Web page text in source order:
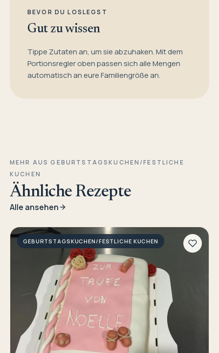
BEVOR DU LOSLEGST
Gut zu wissen
Tippe Zutaten an, um sie abzuhaken. Mit dem
Portionsregler oben passen sich alle Mengen
automatisch an eure Familiengröße an.
MEHR AUS GEBURTSTAGSKUCHEN/FESTLICHE
KUCHEN
Ähnliche Rezepte
Alle ansehen
GEBURTSTAGSKUCHEN/FESTLICHE KUCHEN